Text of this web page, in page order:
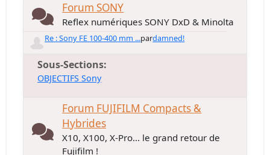
Forum SONY
Reflex numériques SONY DxD & Minolta
Re : Sony FE 100-400 mm ...pardamned!
Sous-Sections
OBJECTIFS Sony
Forum FUJIFILM Compacts &
Hybrides
X10, X100, X-Pro... le grand retour de
Fujifilm !